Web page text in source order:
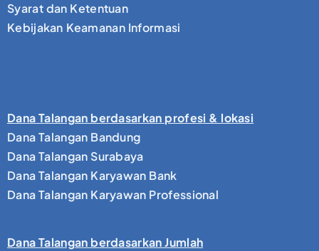
Syarat dan Ketentuan
Kebijakan Keamanan Informasi
Dana Talangan berdasarkan profesi & lokasi
Dana Talangan Bandung
Dana Talangan Surabaya
Dana Talangan Karyawan Bank
Dana Talangan Karyawan Professional
Dana Talangan berdasarkan Jumlah